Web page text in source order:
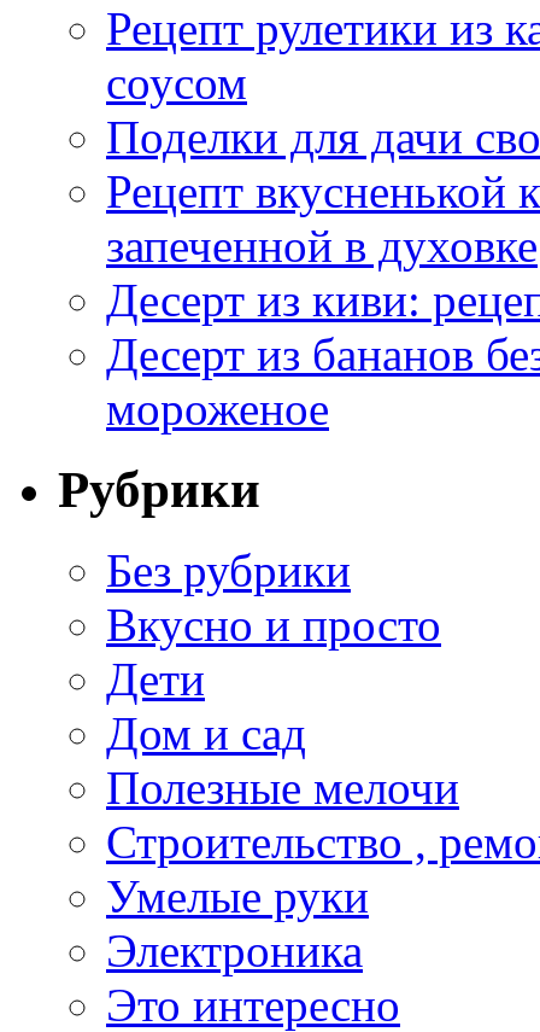
Рецепт рулетики из
соусом
Поделки для дачи
Рецепт
запеченной в духовке
Десерт из киви:
Десерт из бананов
мороженое
Рубрики
Без рубрики
Вкусно и просто
Дети
Дом и сад
Полезные мелочи
Строительство ,
Умелые руки
Электроника
Это интересно